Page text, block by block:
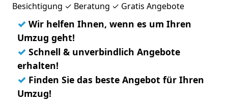
Besichtigung ✓ Beratung ✓ Gratis Angebote
✓ Wir helfen Ihnen, wenn es um Ihren
Umzug geht!
✓ Schnell & unverbindlich Angebote
erhalten!
✓ Finden Sie das beste Angebot für Ihren
Umzug!